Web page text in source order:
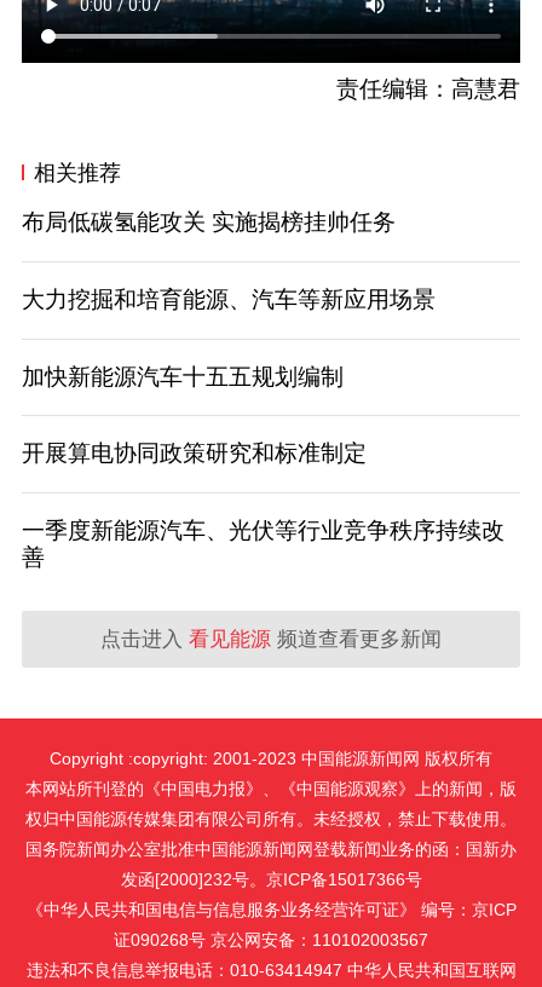
责任编辑：高慧君
相关推荐
布局低碳氢能攻关 实施揭榜挂帅任务
大力挖掘和培育能源、汽车等新应用场景
加快新能源汽车十五五规划编制
开展算电协同政策研究和标准制定
一季度新能源汽车、光伏等行业竞争秩序持续改
善
点击进入 看见能源 频道查看更多新闻
Copyright :copyright: 2001-2023 中国能源新闻网 版权所有
本网站所刊登的《中国电力报》、《中国能源观察》上的新闻，版
权归中国能源传媒集团有限公司所有。未经授权，禁止下载使用。
国务院新闻办公室批准中国能源新闻网登载新闻业务的函：国新办
发函[2000]232号。京ICP备15017366号
《中华人民共和国电信与信息服务业务经营许可证》 编号：京ICP
证090268号 京公网安备：110102003567
违法和不良信息举报电话：010-63414947 中华人民共和国互联网